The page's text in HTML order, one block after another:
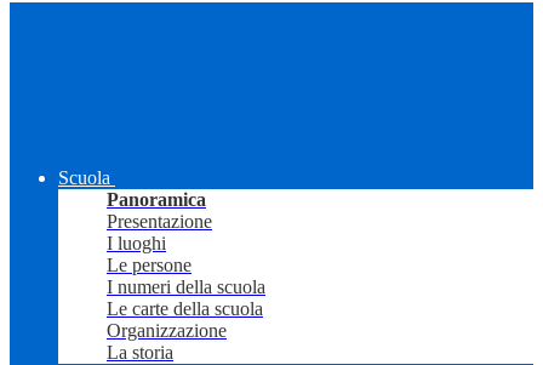
Scuola
Panoramica
Presentazione
I luoghi
Le persone
I numeri della scuola
Le carte della scuola
Organizzazione
La storia